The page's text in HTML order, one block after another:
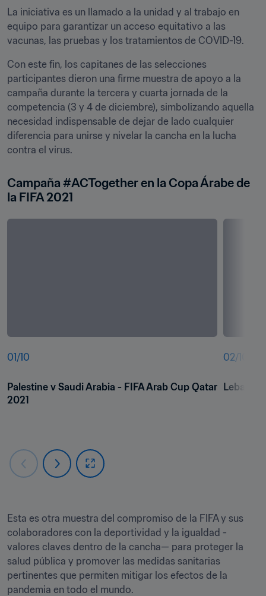
La iniciativa es un llamado a la unidad y al trabajo en
equipo para garantizar un acceso equitativo a las
vacunas, las pruebas y los tratamientos de COVID-19.
Con este fin, los capitanes de las selecciones
participantes dieron una firme muestra de apoyo a la
campaña durante la tercera y cuarta jornada de la
competencia (3 y 4 de diciembre), simbolizando aquella
necesidad indispensable de dejar de lado cualquier
diferencia para unirse y nivelar la cancha en la lucha
contra el virus.
Campaña #ACTogether en la Copa Árabe de
la FIFA 2021
01 /10
Palestine v Saudi Arabia - FIFA Arab Cup Qatar
2021
02/10
Lebanon
Esta es otra muestra del compromiso de la FIFA y sus
colaboradores con la deportividad y la igualdad -
valores claves dentro de la cancha— para proteger la
salud pública y promover las medidas sanitarias
pertinentes que permiten mitigar los efectos de la
pandemia en todo el mundo.